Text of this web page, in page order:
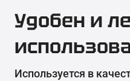
Удобен и
Используется в